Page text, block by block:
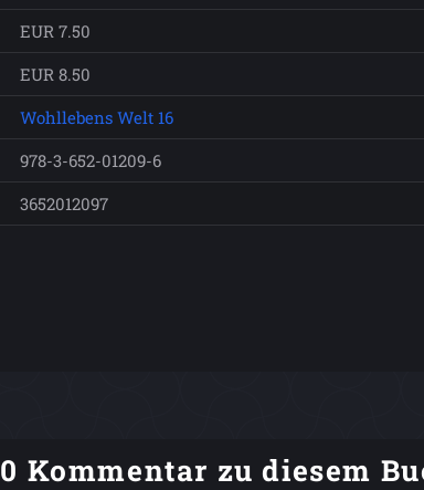
EUR 7.50
EUR 8.50
Wohllebens Welt 16
978-3-652-01209-6
3652012097
0 Kommentar zu diesem